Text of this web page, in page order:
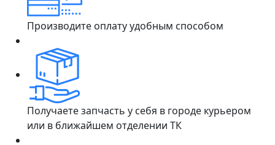
Производите оплату удобным способом
Получаете запчасть у себя в городе курьером
или в ближайшем отделении ТК